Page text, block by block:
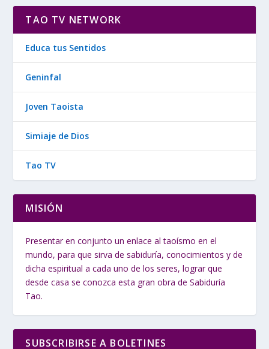
TAO TV NETWORK
Educa tus Sentidos
Geninfal
Joven Taoista
Simiaje de Dios
Tao TV
MISIÓN
Presentar en conjunto un enlace al taoísmo en el
mundo, para que sirva de sabiduría, conocimientos y de
dicha espiritual a cada uno de los seres, lograr que
desde casa se conozca esta gran obra de Sabiduría
Tao.
SUBSCRIBIRSE A BOLETINES